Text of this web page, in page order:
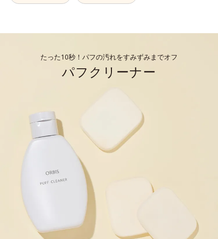
たった10秒！パフの汚れをすみずみまでオフ
パフクリーナー